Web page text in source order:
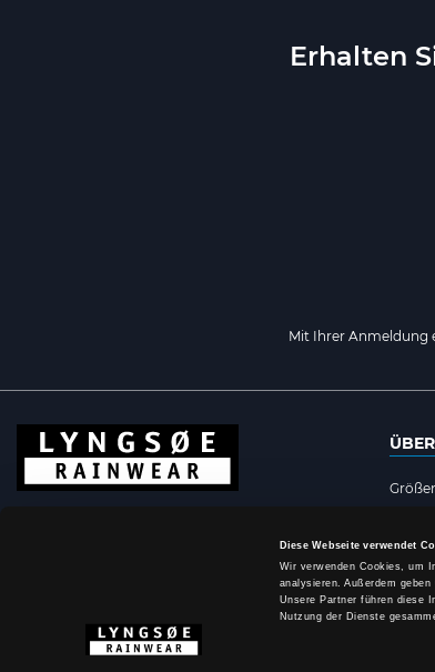
Diese Webseite verwendet
Wir verwenden Cookies, um
analysieren. Außerdem
Unsere Partner führen diese
Nutzung der Dienste
Erhalten
Mit Ihrer Anmeldung